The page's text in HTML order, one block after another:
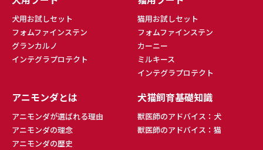
犬用お試しセット
フォムファインステン
グランカルノ
インテグラプロテクト
猫用お試しセット
フォムファインステン
カーニー
ミルキース
インテグラプロテクト
アニモンダとは
アニモンダが選ばれる理由
アニモンダの理念
アニモンダの歴史
犬猫飼育基礎知識
獣医師のアドバイス：犬
獣医師のアドバイス：猫